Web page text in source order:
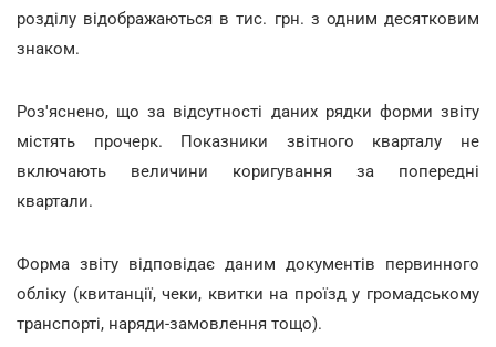
розділу відображаються в тис. грн. з одним десятковим
знаком.
Роз'яснено, що за відсутності даних рядки форми звіту
містять прочерк. Показники звітного кварталу не
включають величини коригування за попередні
квартали.
Форма звіту відповідає даним документів первинного
обліку (квитанції, чеки, квитки на проїзд у громадському
транспорті, наряди-замовлення тощо).